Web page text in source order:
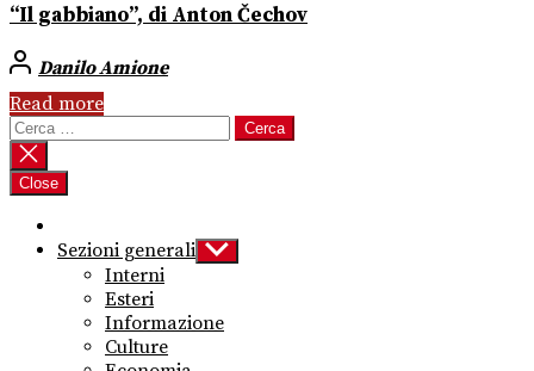
“Il gabbiano”, di Anton Čechov
Danilo Amione
Read more
Ricerca
per:
Close
Sezioni generali Show
sub
Interni
Esteri
Informazione
Culture